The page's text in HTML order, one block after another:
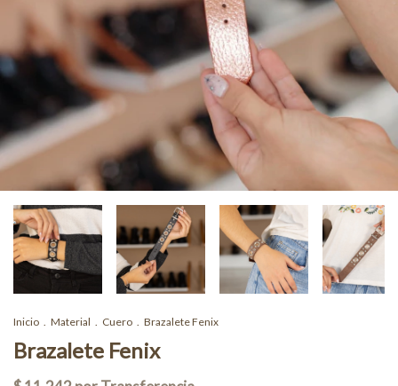
Inicio . Material . Cuero . Brazalete Fenix
Brazalete Fenix